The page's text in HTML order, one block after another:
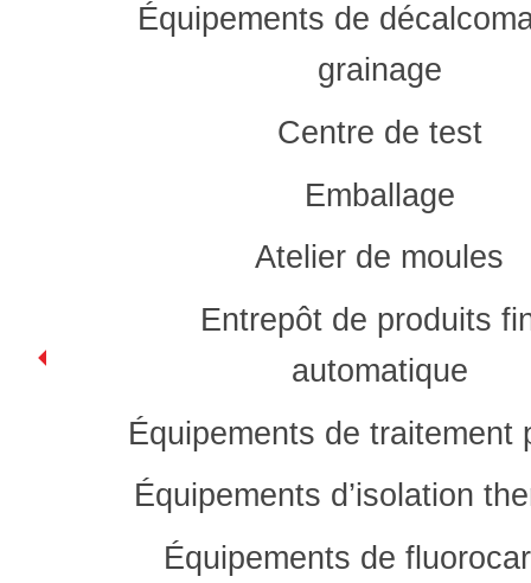
Équipements de
grainage
Centre de test
Emballage
Atelier de moules
Entrepôt de produits
automatique
Équipements de traitement
Équipements d’isolation
Équipements de